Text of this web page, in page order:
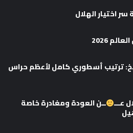
اختيار الهلال
ترتيب أسطوري كامل لأعظم حراس
عـــ ــن العودة ومغادرة خاصة